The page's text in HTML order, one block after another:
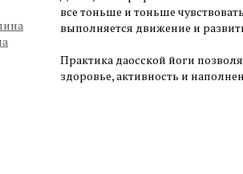
все тоньше и тоньше
выполняется движение и
Практика даосской йоги
здоровье, активность и